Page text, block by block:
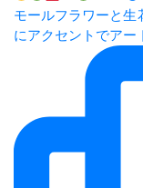
モールフラワーと生
にアクセントでアー